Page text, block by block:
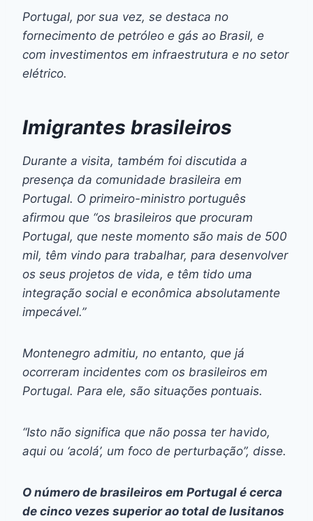
Portugal, por sua vez, se destaca no
fornecimento de petróleo e gás ao Brasil, e
com investimentos em infraestrutura e no setor
elétrico.
Imigrantes brasileiros
Durante a visita, também foi discutida a
presença da comunidade brasileira em
Portugal. O primeiro-ministro português
afirmou que “os brasileiros que procuram
Portugal, que neste momento são mais de 500
mil, têm vindo para trabalhar, para desenvolver
os seus projetos de vida, e têm tido uma
integração social e econômica absolutamente
impecável.”
Montenegro admitiu, no entanto, que já
ocorreram incidentes com os brasileiros em
Portugal. Para ele, são situações pontuais.
“Isto não significa que não possa ter havido,
aqui ou ‘acolá’, um foco de perturbação”, disse.
O número de brasileiros em Portugal é cerca
de cinco vezes superior ao total de lusitanos